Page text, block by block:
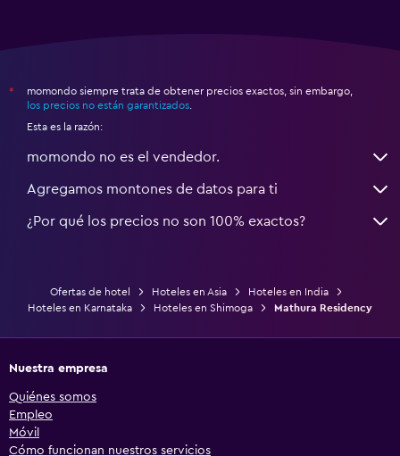
*
momondo siempre trata de obtener precios exactos, sin embargo,
los precios no están garantizados
Esta es la razón:
momondo no es el vendedor.
Agregamos montones de datos para ti
¿Por qué los precios no son 100% exactos?
Ofertas de hotel Hoteles en Asia
Hoteles en India
Hoteles en Karnataka
Hoteles en Shimoga Mathura Residency
Nuestra empresa
Quiénes somos
Empleo
Móvil
Cómo funcionan nuestros servicios